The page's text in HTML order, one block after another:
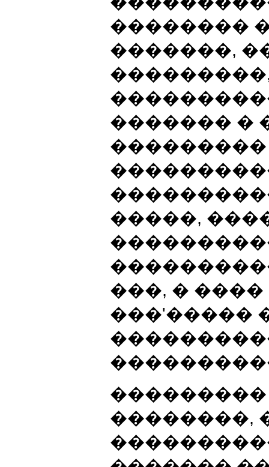
��������
�������,
������� �
���������
�����,
���, �
���'�����
��������,